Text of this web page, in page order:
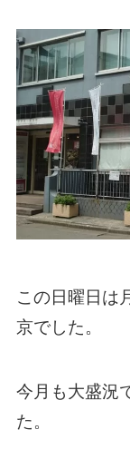
この日曜日は
京でした。
今月も大盛況
た。